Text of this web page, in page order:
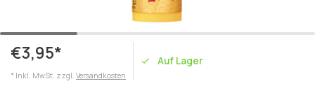
€3,95*
* Inkl. MwSt. zzgl. Versandkosten
Auf Lager